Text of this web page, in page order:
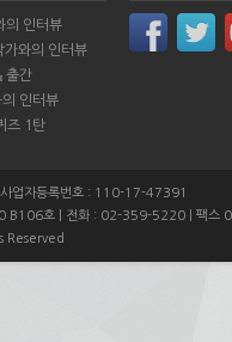
의 인터뷰
가와의 인터뷰
출간
의 인터뷰
즈 1탄
사업자등록번호 : 110-17-47391
B106호 | 전화 : 02-359-5220 | 팩스
Reserved